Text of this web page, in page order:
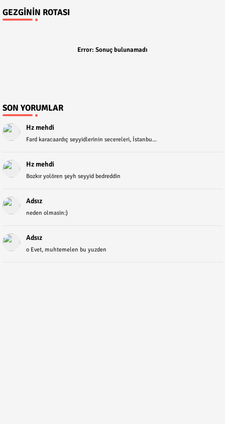
GEZGININ ROTASI
Error: Sonuç bulunamadı
SON YORUMLAR
Hz mehdi
Fard karacaardıç seyyidlerinin secereleri, İstanbu...
Hz mehdi
Bozkır yolören şeyh seyyid bedreddin
Adsız
neden olmasin:)
Adsız
o Evet, muhtemelen bu yuzden